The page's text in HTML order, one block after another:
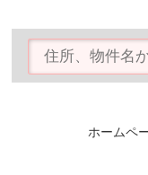
ホームペ